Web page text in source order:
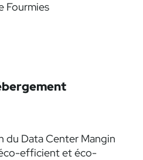
Fourmies
du Data Center Mangin
efficient et éco-